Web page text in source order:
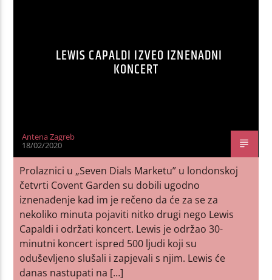
LEWIS CAPALDI IZVEO IZNENADNI
KONCERT
Antena Zagreb
18/02/2020
Prolaznici u „Seven Dials Marketu” u londonskoj
četvrti Covent Garden su dobili ugodno
iznenađenje kad im je rečeno da će za se za
nekoliko minuta pojaviti nitko drugi nego Lewis
Capaldi i održati koncert. Lewis je održao 30-
minutni koncert ispred 500 ljudi koji su
oduševljeno slušali i zapjevali s njim. Lewis će
danas nastupati na […]